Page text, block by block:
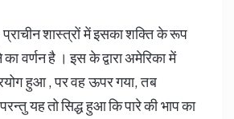
प्राचीन शास्त्रों में इसका शक्ति के रूप
वर्णन है । इस के द्वारा अमेरिका में
हुआ , पर वह ऊपर गया, तब
यह तो सिद्ध हुआ कि पारे की भाप का